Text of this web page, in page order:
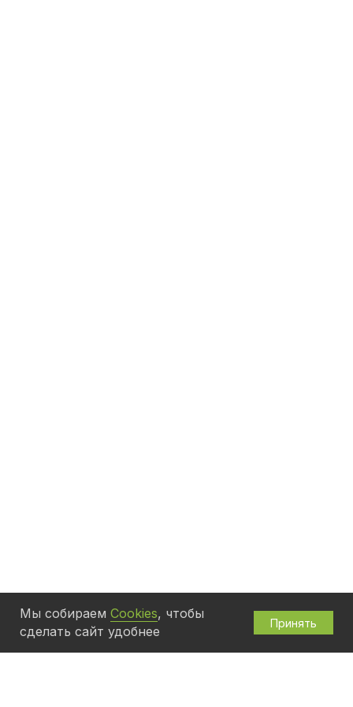
Мы собираем Cookies, чтобы
сделать сайт удобнее
Принять